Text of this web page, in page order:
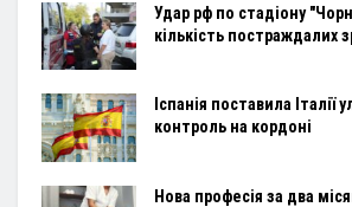
Удар рф по стадіону
кількість постраждалих
Іспанія поставила
контроль на кордоні
Нова професія за два